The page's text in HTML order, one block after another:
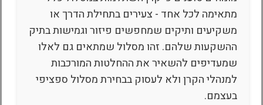
מתאימה לכל אחד - צעירים בתחילת הדרך או
משקיעים ותיקים שמחפשים פיזור וגמישות בתיק
ההשקעות שלהם. זהו מסלול שמתאים גם לאלו
שמעדיפים להשאיר את ההחלטות המורכבות
למנהלי הקרן ולא לעסוק בבחירת מסלול ספציפי
בעצמם.